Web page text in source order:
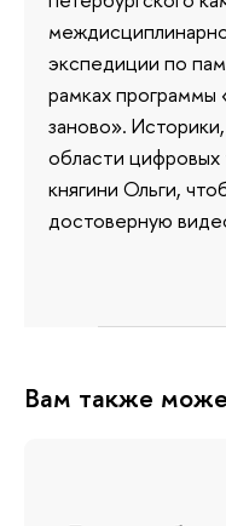
экспедиции по
рамках
заново».
области цифровых
княгини Ольги,
достоверную
Вам также